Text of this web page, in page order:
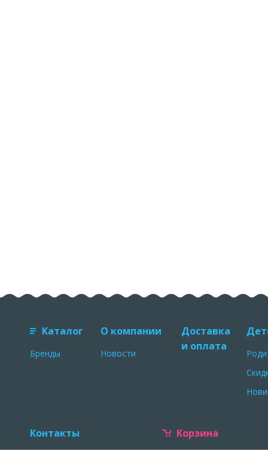
Каталог
Бренды
О компании
Новости
Доставка
и оплата
Контакты Корзина